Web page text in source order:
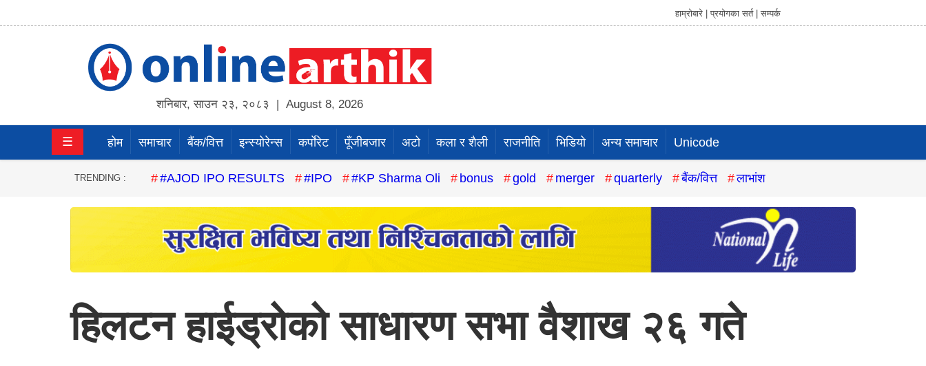
हाम्रोबारे | प्रयोगका सर्त | सम्पर्क
शनिबार,साउन २३, २०८३ | August 8, 2026
बैंक/
☰ होम समाचार बैंक/वित्त इन्स्योरेन्स कर्पाेरेट पूँजीबजार अटो कला र शैली राजनीति भिडियो अन्य समाचार Unicode
TRENDING : #AJOD IPO RESULTS #IPO #KP Sharma Oli bonus gold merger quarterly बैंक/वित्त लाभांश
हिलटन हाईड्रोको साधारण सभा वैशाख २६ गते